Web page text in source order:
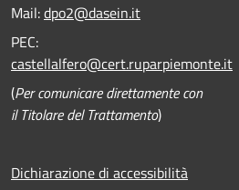
Mail:dpo2@dasein.it
PEC:
castellalfero@cert.ruparpiemonte.it
(Per comunicare direttamente con
il Titolare del Trattamento)
Dichiarazione di accessibilità